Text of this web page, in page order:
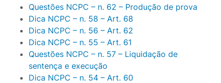
Questões NCPC – n. 62 – Produção de prova
Dica NCPC – n. 58 – Art. 68
Dica NCPC – n. 56 – Art. 62
Dica NCPC – n. 55 – Art. 61
Questões NCPC – n. 57 – Liquidação de
sentença e execução
Dica NCPC – n. 54 – Art. 60